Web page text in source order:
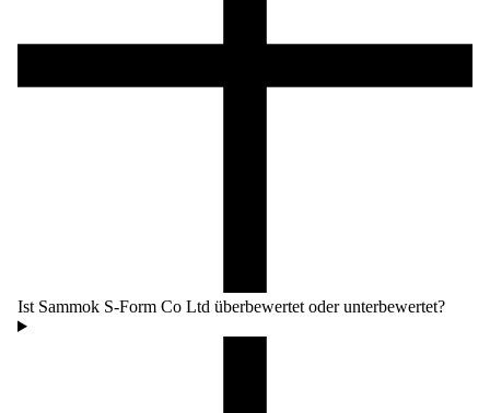
Ist Sammok S-Form Co Ltd überbewertet oder unterbewertet?